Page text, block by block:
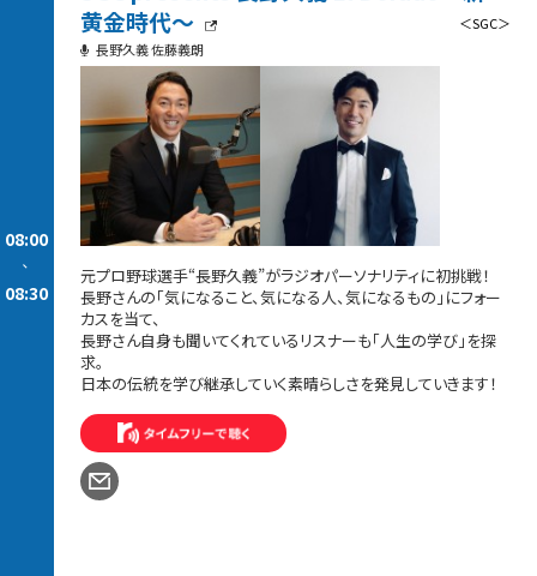
08:00
-
08:30
黄金時代〜
＜SGC＞
長野久義 佐藤義朗
元プロ野球選手“長野久義”がラジオパーソナリティに初挑戦！
長野さんの「気になること、気になる人、気になるもの」にフォー
カスを当て、
長野さん自身も聞いてくれているリスナーも「人生の学び」を探
求。
日本の伝統を学び継承していく素晴らしさを発見していきます！